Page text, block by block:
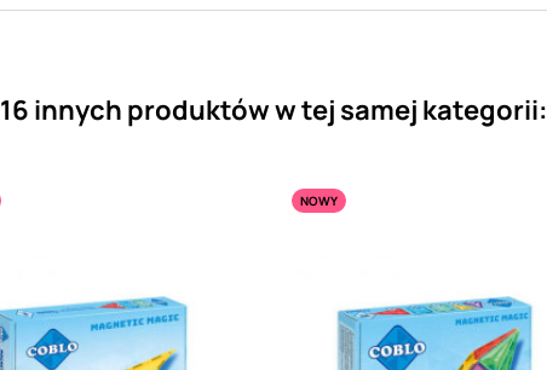
16 innych produktów w tej samej kategorii:
NOWY